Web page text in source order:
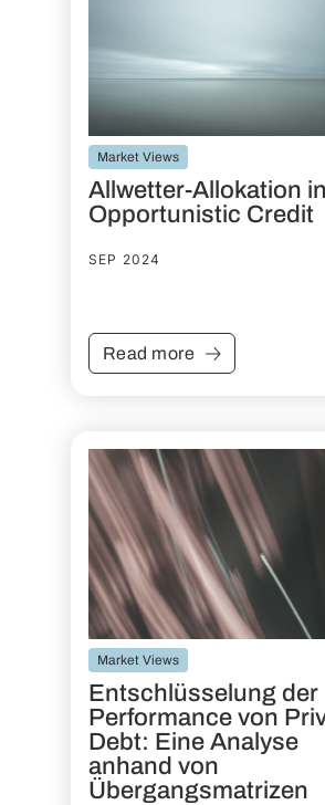
Market Views
Allwetter-Allokation in
Opportunistic Credit
SEP 2024
Read more
Market Views
Entschlüsselung der
Performance von
Debt: Eine Analyse
anhand von
Übergangsmatrizen